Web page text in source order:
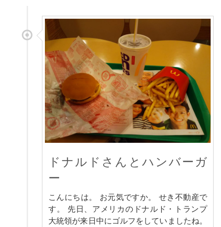
ドナルドさんとハンバーガ
ー
こんにちは。 お元気ですか。 せき不動産で
す。 先日、アメリカのドナルド・トランプ
大統領が来日中にゴルフをしていましたね。